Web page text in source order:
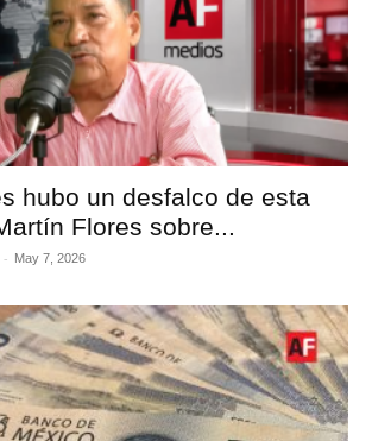
hubo un desfalco de esta
Flores sobre...
- May 7, 2026